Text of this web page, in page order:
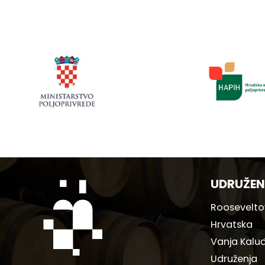
Hrvatska
Vanja
Udruženja